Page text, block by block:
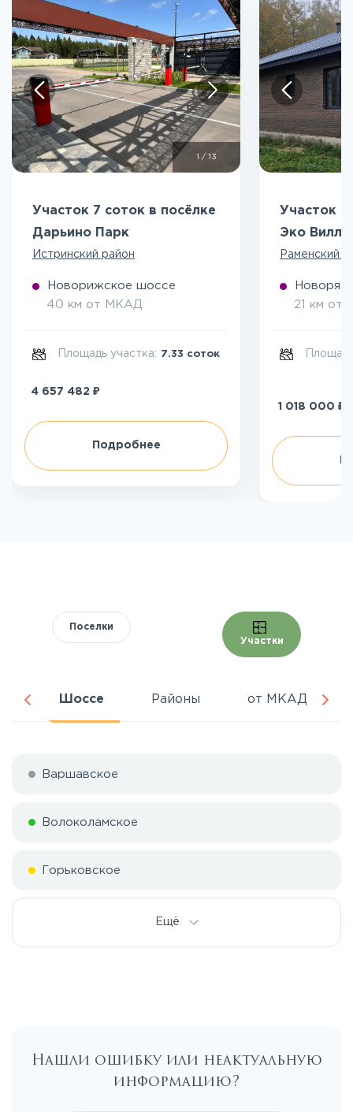
/ 13
Участок 7 соток в посёлке
Дарьино Парк
Истринский район
Новорижское шоссе
40 км от МКАД
Площадь участка: 7.33 соток
4 657 482 ₽
Подробнее
Участок 5
Эко
Раменский
21 км от
1 018 000 ₽
Поселки
Участки
Шоссе Районы от МКАД
Варшавское
Волоколамское
Горьковское
Каширское
Ещё
Нашли ошибку или неактуальную
информацию?